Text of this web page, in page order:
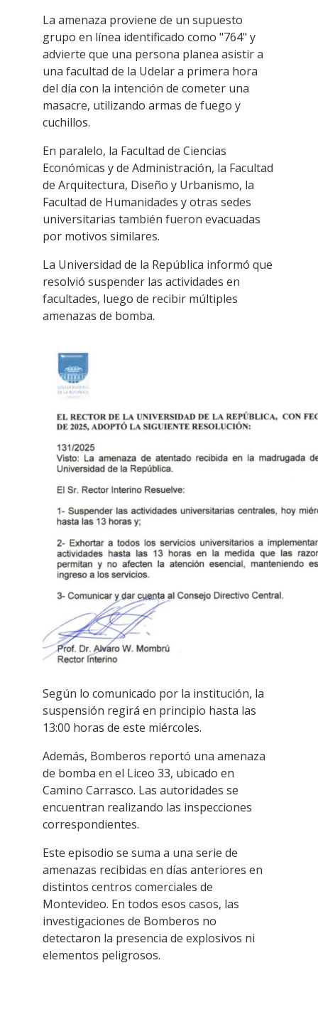
La amenaza proviene de un supuesto
grupo en línea identificado como "764" y
advierte que una persona planea asistir a
una facultad de la Udelar a primera hora
del día con la intención de cometer una
masacre, utilizando armas de fuego y
cuchillos.
En paralelo, la Facultad de Ciencias
Económicas y de Administración, la Facultad
de Arquitectura, Diseño y Urbanismo, la
Facultad de Humanidades y otras sedes
universitarias también fueron evacuadas
por motivos similares.
La Universidad de la República informó que
resolvió suspender las actividades en
facultades, luego de recibir múltiples
amenazas de bomba.
Según lo comunicado por la institución, la
suspensión regirá en principio hasta las
13:00 horas de este miércoles.
Además, Bomberos reportó una amenaza
de bomba en el Liceo 33, ubicado en
Camino Carrasco. Las autoridades se
encuentran realizando las inspecciones
correspondientes.
Este episodio se suma a una serie de
amenazas recibidas en días anteriores en
distintos centros comerciales de
Montevideo. En todos esos casos, las
investigaciones de Bomberos no
detectaron la presencia de explosivos ni
elementos peligrosos.